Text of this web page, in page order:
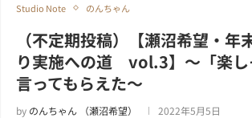
Studio Note のんちゃん
（不定期投稿）【瀬沼希望・年
り実施への道 vol.3】～「楽し
言ってもらえた～
by のんちゃん （瀬沼希望） 2022年5月5日